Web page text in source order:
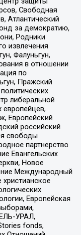
Свободная
Атлантический
за демократию,
Родники
извлечения
Фалуньгун,
в отношении
по
Пражский
либеральной
Европейский
российский
свободы
партнерство
Евангельских
Новое
Международный
Европейская
УРАЛ,
fonds,